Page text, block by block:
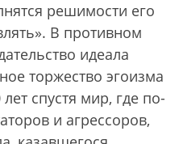
решимости его
В противном
идеала
торжество эгоизма
спустя мир, где по-
и агрессоров,